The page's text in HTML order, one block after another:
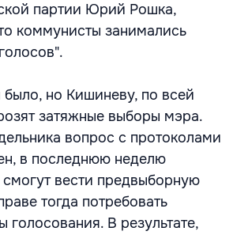
партии Юрий Рошка,
коммунисты занимались
было, но Кишиневу, по всей
затяжные выборы мэра.
вопрос с протоколами
в последнюю неделю
вести предвыборную
тогда потребовать
голосования. В результате,